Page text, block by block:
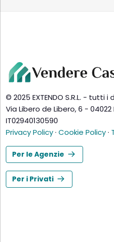
© 2025 EXTENDO S.R.L. - tutti
Via Libero de Libero, 6 - 04022
IT02940130590
Privacy Policy· Cookie Policy·
Per le Agenzie
Per i Privati